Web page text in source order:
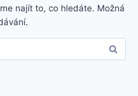
najít to, co hledáte. Možná